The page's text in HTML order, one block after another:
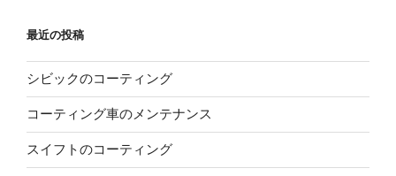
最近の投稿
シビックのコーティング
コーティング車のメンテナンス
スイフトのコーティング